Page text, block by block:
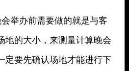
举办前需要做的就是与客
地的大小，来测量计算晚会
定要先确认场地才能进行下